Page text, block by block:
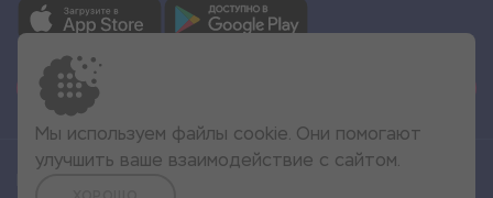
Мы используем файлы cookie. Они помогают
улучшить ваше взаимодействие с сайтом.